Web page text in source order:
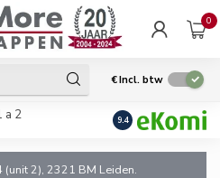
0
€Incl. btw
a 2 Uitsluitend goede
en de vakman!
9.4
2), 2321 BM Leiden.